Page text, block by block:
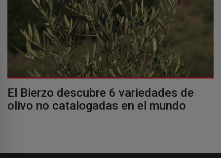
El Bierzo descubre 6 variedades de
olivo no catalogadas en el mundo